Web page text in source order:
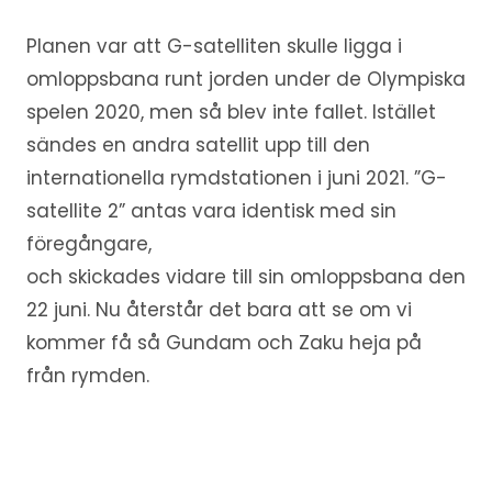
Planen var att G-satelliten skulle ligga i
omloppsbana runt jorden under de Olympiska
spelen 2020, men så blev inte fallet. Istället
sändes en andra satellit upp till den
internationella rymdstationen i juni 2021. ”G-
satellite 2” antas vara identisk med sin
föregångare,
och skickades vidare till sin omloppsbana den
22 juni. Nu återstår det bara att se om vi
kommer få så Gundam och Zaku heja på
från rymden.